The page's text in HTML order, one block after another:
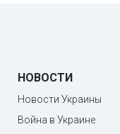
НОВОСТИ
Новости Украины
Война в Украине